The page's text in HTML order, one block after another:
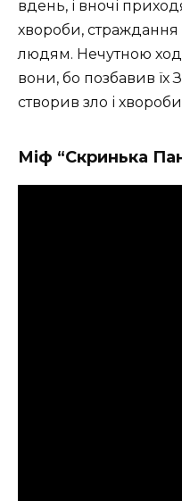
вдень, і вночі
хвороби,
людям. Нечутною
вони, бо позбавив їх
створив зло і
Міф “Скринька